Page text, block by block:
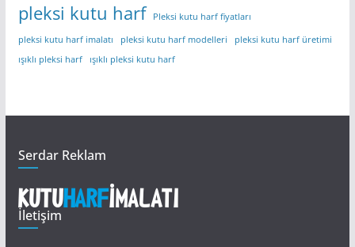
pleksi kutu harf Pleksi kutu harf fiyatları
pleksi kutu harf imalatı pleksi kutu harf modelleri
pleksi kutu harf üretimi
ışıklı pleksi harf
ışıklı pleksi kutu harf
Serdar Reklam
İletişim